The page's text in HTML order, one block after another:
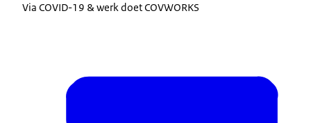
Via COVID-19 & werk doet COVWORKS